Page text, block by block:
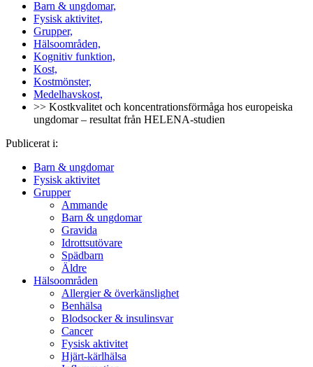
Barn & ungdomar,
Fysisk aktivitet,
Grupper,
Hälsoområden,
Kognitiv funktion,
Kost,
Kostmönster,
Medelhavskost,
>> Kostkvalitet och koncentrationsförmåga hos europeiska
ungdomar – resultat från HELENA-studien
Publicerat i:
Barn & ungdomar
Fysisk aktivitet
Grupper
Ammande
Barn & ungdomar
Gravida
Idrottsutövare
Spädbarn
Äldre
Hälsoområden
Allergier & överkänslighet
Benhälsa
Blodsocker & insulinsvar
Cancer
Fysisk aktivitet
Hjärt-kärlhälsa